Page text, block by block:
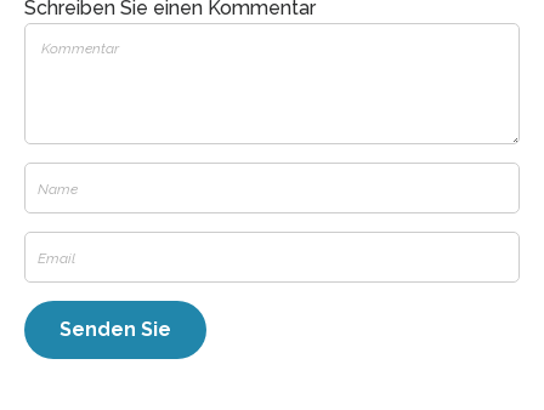
Schreiben Sie einen Kommentar